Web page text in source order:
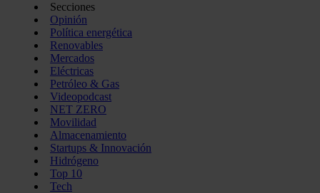
Secciones
Opinión
Política energética
Renovables
Mercados
Eléctricas
Petróleo & Gas
Videopodcast
NET ZERO
Movilidad
Almacenamiento
Startups & Innovación
Hidrógeno
Top 10
Tech